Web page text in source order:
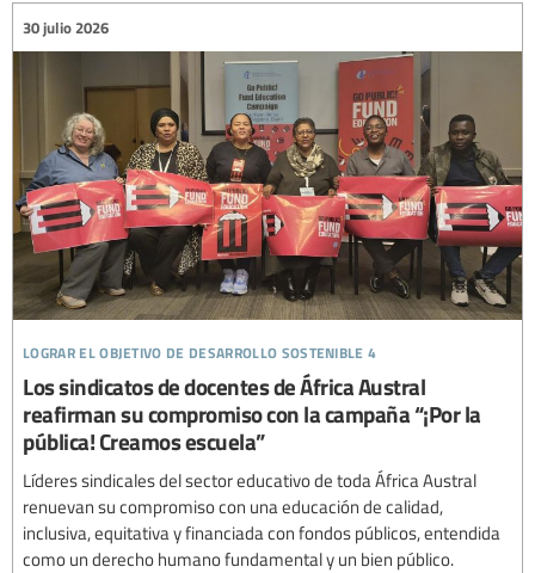
lograr el objetivo de desarrollo sostenible 4
30 julio 2026
Los sindicatos de docentes de África Austral
reafirman su compromiso con la campaña “¡Por la
pública! Creamos escuela”
Líderes sindicales del sector educativo de toda África Austral
renuevan su compromiso con una educación de calidad,
inclusiva, equitativa y financiada con fondos públicos, entendida
como un derecho humano fundamental y un bien público.